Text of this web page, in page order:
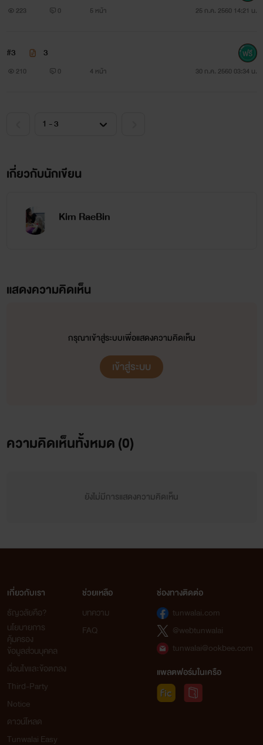
สูง หล่อ รวย กวนตีน ใหญ่ (??! )
ม่อน นภัสพลล์
น่ารัก ขาว กวนตีน สูง (??! )
223 0 5 หน้า 25 ก.ค. 2560 14:21 น.
#3 3
210 0 4 หน้า 30 ก.ค. 2560 03:34 น.
เกี่ยวกับนักเขียน
Kim RaeBin
แสดงความคิดเห็น
กรุณาเข้าสู่ระบบเพื่อแสดงความคิดเห็น
เข้าสู่ระบบ
ความคิดเห็นทั้งหมด (0)
ยังไม่มีการแสดงความคิดเห็น
เกี่ยวกับเรา
ธัญวลัยคือ?
นโยบายการ
คุ้มครอง
ข้อมูลส่วนบุคคล
เงื่อนไขและข้อตกลง
Third-Party
Notice
ดาวน์โหลด
Tunwalai Easy
ช่วยเหลือ
บทความ
FAQ
ช่องทางติดต่อ
tunwalai.com
@webtunwalai
tunwalai@ookbee.com
แพลตฟอร์มในเครือ